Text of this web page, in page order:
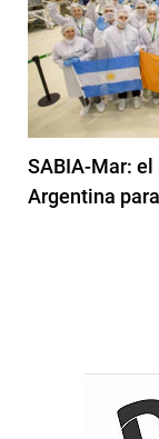
SABIA-Mar:
Argentina